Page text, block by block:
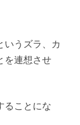
いうズラ、カ
を連想させ
ることにな